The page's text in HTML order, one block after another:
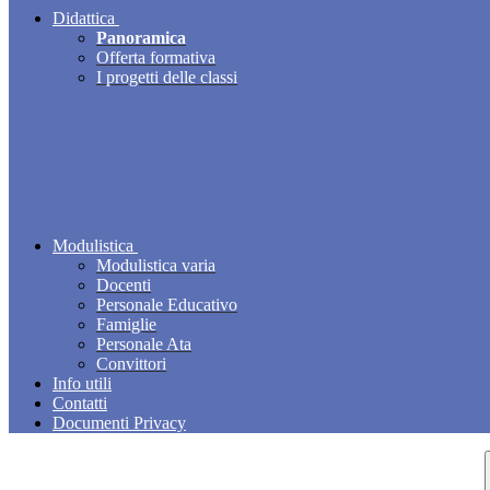
Didattica
Panoramica
Offerta formativa
I progetti delle classi
Modulistica
Modulistica varia
Docenti
Personale Educativo
Famiglie
Personale Ata
Convittori
Info utili
Contatti
Documenti Privacy